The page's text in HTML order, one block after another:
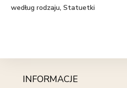
według rodzaju,Statuetki
INFORMACJE